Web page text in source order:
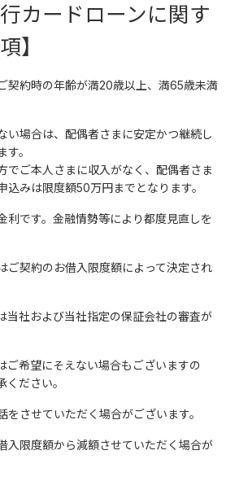
行カードローンに関す
】
契約時の年齢が満20歳以上、満65歳未満
い場合は、配偶者さまに安定かつ継続し
。
でご本人さまに収入がなく、配偶者さま
込みは限度額50万円までとなります。
利です。金融情勢等により都度見直しを
ご契約のお借入限度額によって決定され
当社および当社指定の保証会社の審査が
ご希望にそえない場合もございますの
ださい。
をさせていただく場合がございます。
入限度額から減額させていただく場合が